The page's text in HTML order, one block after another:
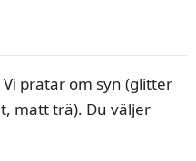
pratar om syn (glitter
matt trä). Du väljer